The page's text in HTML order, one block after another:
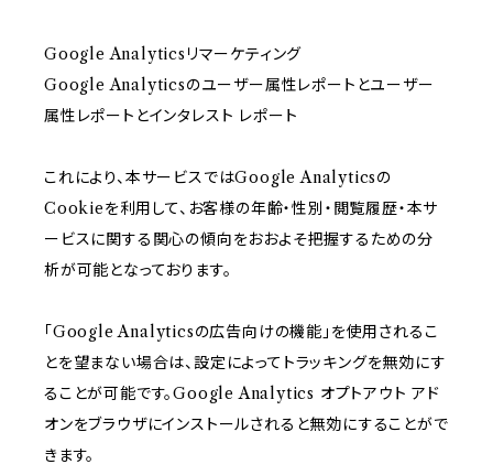
Google Analyticsリマーケティング
Google Analyticsのユーザー属性レポートとユーザー
属性レポートとインタレスト レポート
これにより、本サービスではGoogle Analyticsの
Cookieを利用して、お客様の年齢・性別・閲覧履歴・本サ
ービスに関する関心の傾向をおおよそ把握するための分
析が可能となっております。
「Google Analyticsの広告向けの機能」を使用されるこ
とを望まない場合は、設定によってトラッキングを無効にす
ることが可能です。Google Analytics オプトアウト アド
オンをブラウザにインストールされると無効にすることがで
きます。